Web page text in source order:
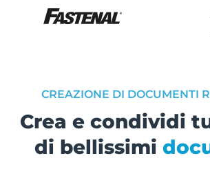
CREAZIONE DI DOCUMENTI
Crea e condividi
di bellissimi